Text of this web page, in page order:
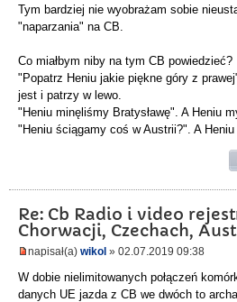
Tym bardziej nie wyobrażam sobie
"naparzania" na CB.
Co miałbym niby na tym CB powiedzieć?
"Popatrz Heniu jakie piękne góry z
jest i patrzy w lewo.
"Heniu minęliśmy Bratysławę". A Heniu
"Heniu ściągamy coś w Austrii?". A
Re: Cb Radio i video
Chorwacji, Czechach, Aust
napisał(a) wikol » 02.07.2019 09:38
W dobie nielimitowanych połączeń
danych UE jazda z CB we dwóch to